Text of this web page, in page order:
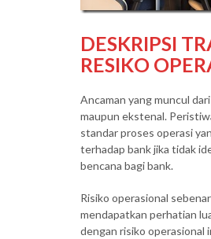
DESKRIPSI
RESIKO
Ancaman yang muncul
maupun ekstenal.
standar proses operasi
terhadap bank jika tidak
bencana bagi bank.
Risiko operasional
mendapatkan perhatian
dengan risiko operasional